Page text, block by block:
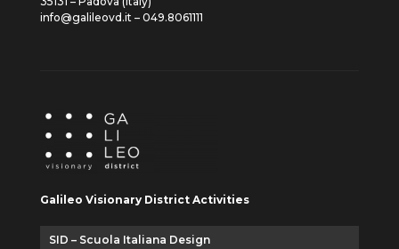
info@galileovd.it – 049.8061111
Galileo Visionary District Activities
SID – Scuola Italiana Design